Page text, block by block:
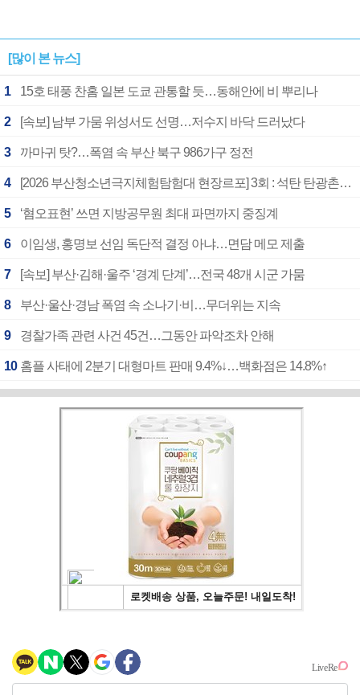
[많이 본 뉴스]
1 15호 태풍 찬홈 일본 도쿄 관통할 듯…동해안에 비 뿌리나
2 [속보] 남부 가뭄 위성서도 선명…저수지 바닥 드러났다
3 까마귀 탓?…폭염 속 부산 북구 986가구 정전
4 [2026 부산청소년극지체험탐험대 현장르포] 3회 : 석탄 탄광촌에서 북극 연구의 중심지로
5 ‘혐오표현’ 쓰면 지방공무원 최대 파면까지 중징계
6 이임생, 홍명보 선임 독단적 결정 아냐…면담 메모 제출
7 [속보] 부산·김해·울주 ‘경계 단계’…전국 48개 시군 가뭄
8 부산·울산·경남 폭염 속 소나기·비…무더위는 지속
9 경찰가족 관련 사건 45건…그동안 파악조차 안해
10 홈플 사태에 2분기 대형마트 판매 9.4%↓…백화점은 14.8%↑